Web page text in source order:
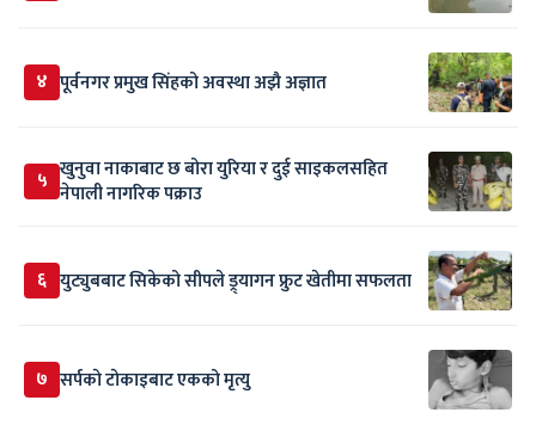
४ पूर्वनगर प्रमुख सिंहको अवस्था अझै अज्ञात
५ खुनुवा नाकाबाट छ बोरा युरिया र दुई साइकलसहित
नेपाली नागरिक पक्राउ
६ युट्युबबाट सिकेको सीपले ड्र्यागन फ्रुट खेतीमा सफलता
७ सर्पकाे टाेकाइबाट एकको मृत्यु